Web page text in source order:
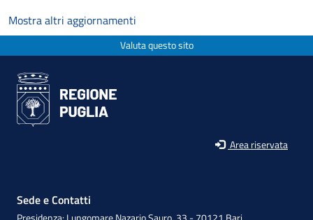
Mostra altri aggiornamenti
Valuta questo sito
Area riservata
Sede e Contatti